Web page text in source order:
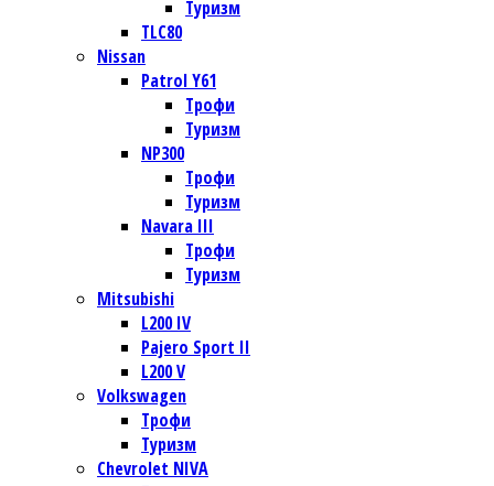
Туризм
TLC80
Nissan
Patrol Y61
Трофи
Туризм
NP300
Трофи
Туризм
Navara III
Трофи
Туризм
Mitsubishi
L200 IV
Pajero Sport II
L200 V
Volkswagen
Трофи
Туризм
Chevrolet NIVA